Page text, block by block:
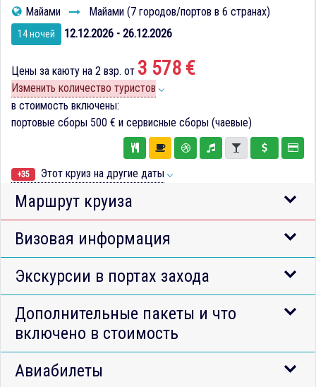
Майами Майами (7 городов/портов в 6 странах)
14 ночей 12.12.2026 - 26.12.2026
Цены за каюту на 2 взр. от 3 578 €
Изменить количество туристов
в стоимость включены:
портовые сборы 500 € и сервисные сборы (чаевые)
+35 Этот круиз на другие даты
Маршрут круиза
Визовая информация
Экскурсии в портах захода
Дополнительные пакеты и что
включено в стоимость
Авиабилеты